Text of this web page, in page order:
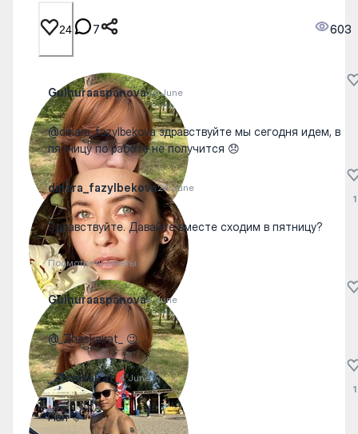
24 7 603
Gulnuraaspanova24 June
@dinara_fazylbekova здравствуйте мы сегодня идем, в
пятницу по работе не получится 😞
dinara_fazylbekova24 June
Здравствуйте. Давайте вместе сходим в пятницу?
Посмотреть ответы
1
Gulnuraaspanova4 June
@_Zhaskairat_ 😉
_Zhaskairat_4 June
Пвл 🩵
1